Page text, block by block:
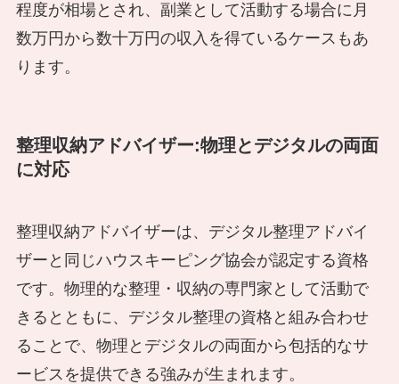
程度が相場とされ、副業として活動する場合に月
数万円から数十万円の収入を得ているケースもあ
ります。
整理収納アドバイザー:物理とデジタルの両面
に対応
整理収納アドバイザーは、デジタル整理アドバイ
ザーと同じハウスキーピング協会が認定する資格
です。物理的な整理・収納の専門家として活動で
きるとともに、デジタル整理の資格と組み合わせ
ることで、物理とデジタルの両面から包括的なサ
ービスを提供できる強みが生まれます。